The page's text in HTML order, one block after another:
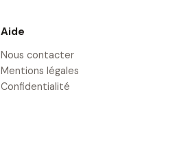
Aide
Nous contacter
Mentions légales
Confidentialité